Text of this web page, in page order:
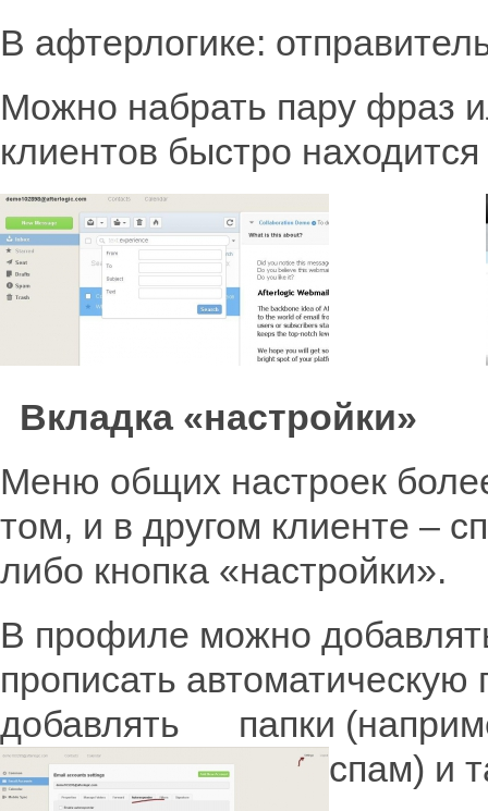
В афтерлогике:
Можно набрать пару фраз
клиентов быстро
Вкладка «настройки»
Меню общих настроек
том, и в другом клиенте –
либо кнопка «настройки».
В профиле можно
прописать
добавлять папки
спам) и